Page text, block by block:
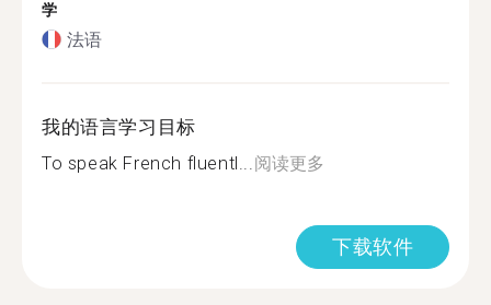
学
法语
我的语言学习目标
To speak French fluentl... 阅读更多
下载软件